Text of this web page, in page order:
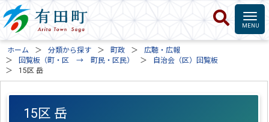
ホーム 分類から探す 町政
広聴・広報
回覧板（町・区 → 町民・区民）
自治会（区）回覧板
15区 岳
15区 岳